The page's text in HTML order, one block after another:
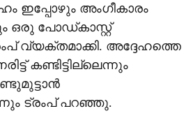
ഇപ്പോഴും അംഗീകാരം
ഒരു പോഡ്കാസ്റ്റ്
വ്യക്തമാക്കി. അദ്ദേഹത്തെ
കണ്ടിട്ടില്ലെന്നും
ട്രംപ് പറഞ്ഞു.